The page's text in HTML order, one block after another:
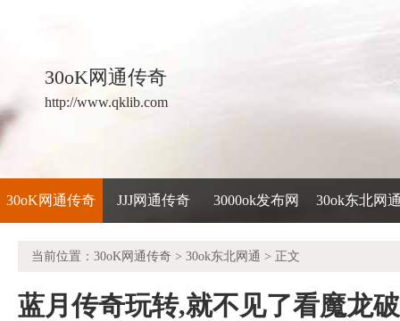
30oK网通传奇
http://www.qklib.com
30oK网通传奇 JJJ网通传奇 3000ok发布网 30ok东北网
当前位置： 30oK网通传奇 > 30ok东北网通 > 正文
蓝月传奇玩转,就不见了看魔龙